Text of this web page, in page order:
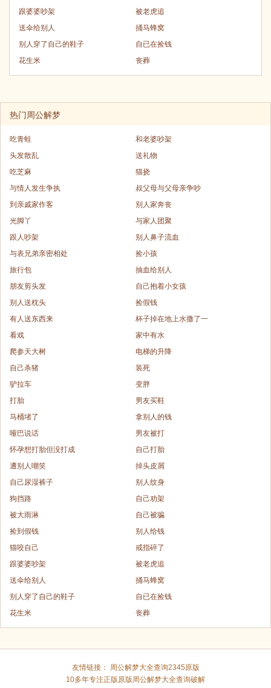
跟婆婆吵架
被老虎追
送伞给别人
捅马蜂窝
别人穿了自己的鞋子
自已在捡钱
花生米
丧葬
热门周公解梦
吃青蛙
和老婆吵架
头发散乱
送礼物
吃芝麻
猫挠
与情人发生争执
叔父母与父母亲争吵
到亲戚家作客
别人家奔丧
光脚丫
与家人团聚
跟人吵架
别人鼻子流血
与表兄弟亲密相处
捡小孩
旅行包
抽血给别人
朋友剪头发
自己抱着小女孩
别人送枕头
捡假钱
有人送东西来
杯子掉在地上水撒了一
看戏
家中有水
爬参天大树
电梯的升降
自己杀猪
装死
驴拉车
变胖
打胎
男友买鞋
马桶堵了
拿别人的钱
哑巴说话
男友被打
怀孕想打胎但没打成
自己打胎
遭别人嘲笑
掉头皮屑
自己尿湿裤子
别人纹身
狗挡路
自己劝架
被大雨淋
自己被骗
捡到假钱
别人给钱
猫咬自己
戒指碎了
跟婆婆吵架
被老虎追
送伞给别人
捅马蜂窝
别人穿了自己的鞋子
自已在捡钱
花生米
丧葬
友情链接：
周公解梦大全查询2345原版
10多年专注正版原版周公解梦大全查询破解